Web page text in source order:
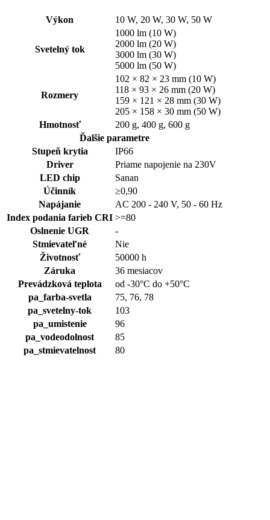
Výkon 10 W, 20 W, 30 W, 50 W
Svetelný tok
1000 lm (10 W)
2000 lm (20 W)
3000 lm (30 W)
5000 lm (50 W)
Rozmery
102 × 82 × 23 mm (10 W)
118 × 93 × 26 mm (20 W)
159 × 121 × 28 mm (30 W)
205 × 158 × 30 mm (50 W)
Hmotnosť
200 g, 400 g, 600 g
Ďalšie parametre
Stupeň krytia
IP66
Driver
Priame napojenie na 230V
LED chip
Sanan
Účinník
≥0,90
Napájanie
AC 200 - 240 V, 50 - 60 Hz
Index podania farieb CRI >=80
Oslnenie UGR
-
Stmievateľné
Nie
Životnosť
50000 h
Záruka
36 mesiacov
Prevádzková teplota
od -30°C do +50°C
pa_farba-svetla
75, 76, 78
pa_svetelny-tok
103
pa_umistenie
96
pa_vodeodolnost
85
pa_stmievatelnost
80